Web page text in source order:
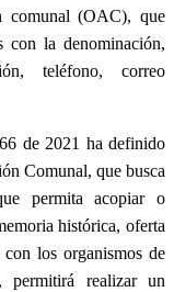
comunal (OAC), que
con la denominación,
teléfono, correo
de 2021 ha definido
Comunal, que busca
permita acopiar o
histórica, oferta
los organismos de
realizar un